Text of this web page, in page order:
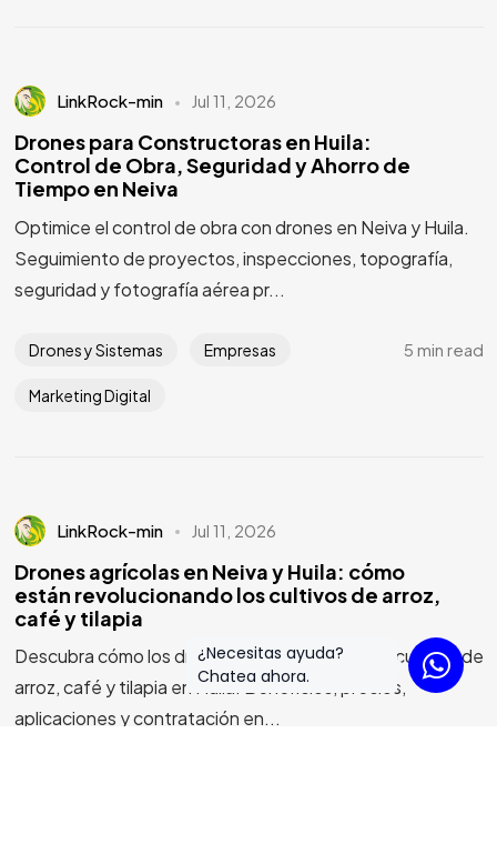
LinkRock-min Jul 11, 2026
Drones para Constructoras en Huila:
Control de Obra, Seguridad y Ahorro de
Tiempo en Neiva
Optimice el control de obra con drones en Neiva y Huila.
Seguimiento de proyectos, inspecciones, topografía,
seguridad y fotografía aérea pr...
Drones y Sistemas Empresas
Marketing Digital
5 min read
LinkRock-min Jul 11, 2026
Drones agrícolas en Neiva y Huila: cómo
están revolucionando los cultivos de arroz,
café y tilapia
Descubra cómo los drones agrícolas optimizan cultivos de
arroz, café y tilapia en Huila. Beneficios, precios,
aplicaciones y contratación en...
Versión PDF
©2025 LinkRock, All Rights Reserved.
Power by LinkRock.
¿Necesitas ayuda?
Chatea ahora.